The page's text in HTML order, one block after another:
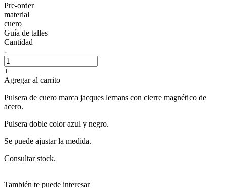
Pre-order
material
cuero
Guía de talles
Cantidad
-
+
Agregar al carrito
Pulsera de cuero marca jacques lemans con cierre magnético de
acero.
Pulsera doble color azul y negro.
Se puede ajustar la medida.
Consultar stock.
También te puede interesar